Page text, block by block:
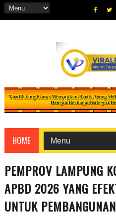
HOME
PEMPROV LAMPUNG
APBD 2026 YANG
UNTUK